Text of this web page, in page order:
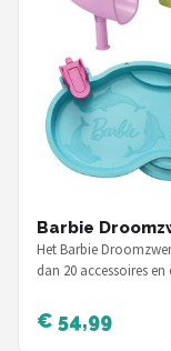
Barbie
Het Barbie
dan 20 accessoires
€ 54,99